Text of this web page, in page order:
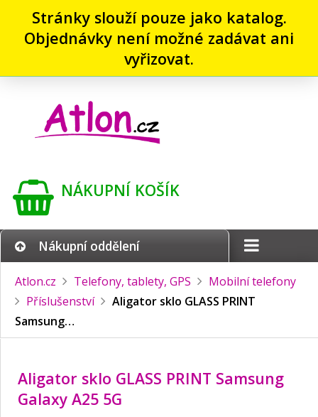
Stránky slouží pouze jako katalog.
Objednávky není možné zadávat ani
vyřizovat.
NÁKUPNÍ KOŠÍK
Nákupní oddělení
Atlon.cz Telefony, tablety, GPS
Mobilní telefony
Příslušenství
Aligator sklo GLASS PRINT
Samsung…
Aligator sklo GLASS PRINT Samsung
Galaxy A25 5G